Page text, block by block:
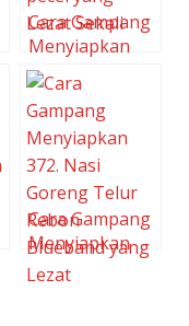
Cara Gampang
Menyiapkan
Lontong tahu
pecel yang
Lezat Sekali
Cara Gampang
Menyiapkan
372. Nasi